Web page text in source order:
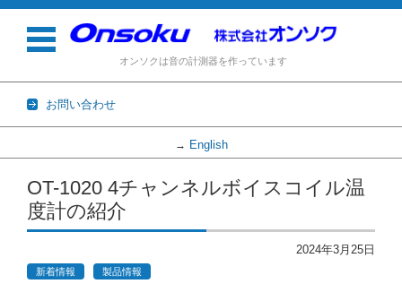
オンソクは音の計測器を作っています
お問い合わせ
→ English
コンテンツに移動
OT-1020 4チャンネルボイスコイル温
度計の紹介
2024年3月25日
新着情報 製品情報